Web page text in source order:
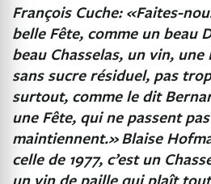
François Cuche: «Faites-
belle Fête, comme un beau
beau Chasselas, un vin,
sans sucre résiduel, pas
surtout, comme le dit
une Fête, qui ne passent
maintiennent.»Blaise
celle de 1977, c’est un